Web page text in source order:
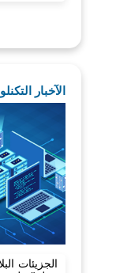
الآخبار
الجزيئات